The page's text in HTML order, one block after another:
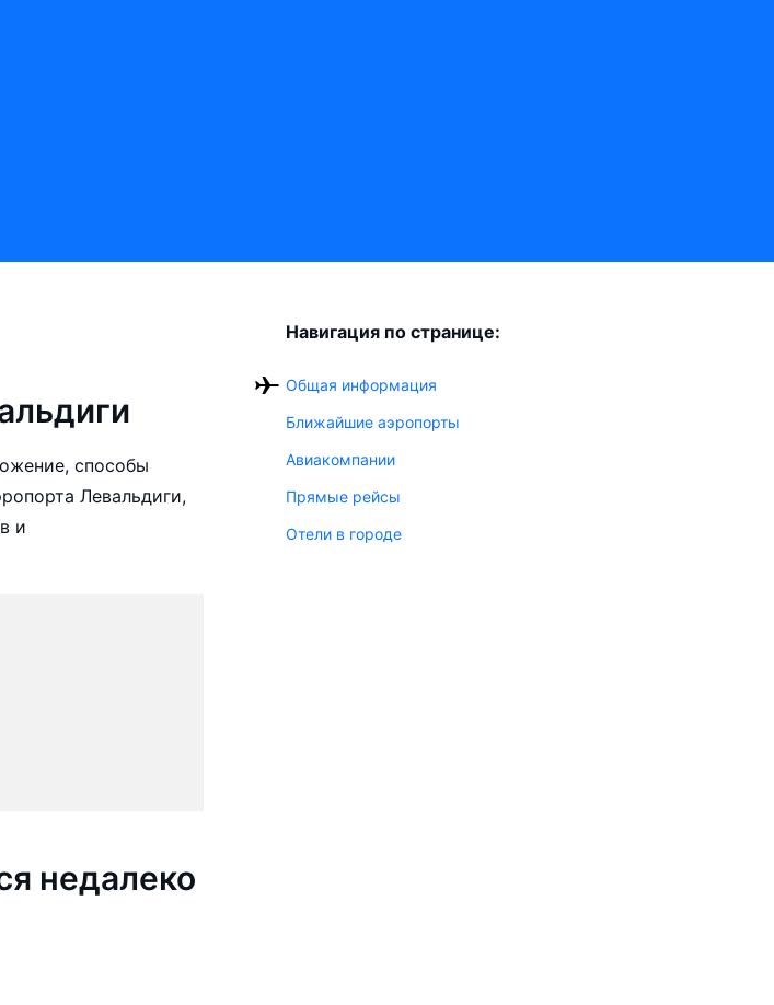
способы
Левальдиги,
и
недалеко
Навигация по странице:
Общая информация
Ближайшие аэропорты
Авиакомпании
Прямые рейсы
Отели в городе